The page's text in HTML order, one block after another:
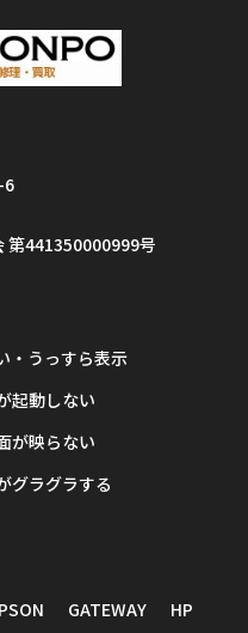
6
第441350000999号
・うっすら表示
起動しない
が映らない
グラグラする
GATEWAY HP